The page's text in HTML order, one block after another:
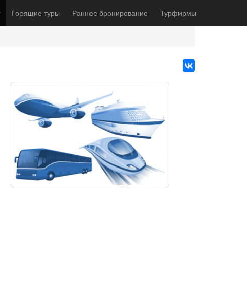
Горящие туры Раннее бронирование Турфирмы